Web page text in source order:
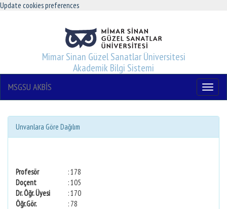
Update cookies preferences
Mimar Sinan Güzel Sanatlar Üniversitesi
Akademik Bilgi Sistemi
Menu
MSGSU AKBİS
Unvanlara Göre Dağılım
Profesör
: 178
Doçent
: 105
Dr. Öğr. Üyesi
: 170
Öğr.Gör.
: 78